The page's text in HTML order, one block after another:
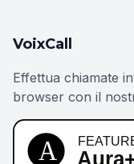
VoixCall
Effettua chiamate
browser con il